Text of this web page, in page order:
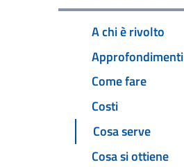
A chi è rivolto
Approfondimenti
Come fare
Costi
Cosa serve
Cosa si ottiene